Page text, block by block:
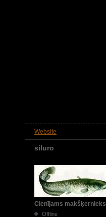
Website
siluro
Cienījams makšķernieks
Offline